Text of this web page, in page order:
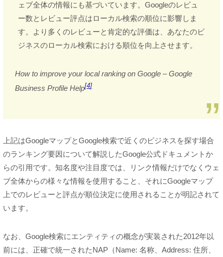
ェブ全体の情報にも基づいています。Googleのレビュ
ー数とレビュー評点はローカル検索の順位に影響しま
す。より多くのレビューと肯定的な評価は、あなたのビ
ジネスのローカル検索における順位を向上させます。
How to improve your local ranking on Google – Google
Business Profile Help 4
上記はGoogleマップとGoogle検索で近くのビジネスを探す場合
のランキング要因について解説したGoogle公式ドキュメントか
らの引用です。知名度や注目度では、リンク情報だけでなくウェ
ブ全体からの様々な情報を使用すること、それにGoogleマップ
上でのレビューと評点が順位決定に使用されることが明記されて
います。
なお、Google検索にエンティティの概念が実装された2012年以
前には、正確で統一されたNAP（Name: 名称、Address: 住所、